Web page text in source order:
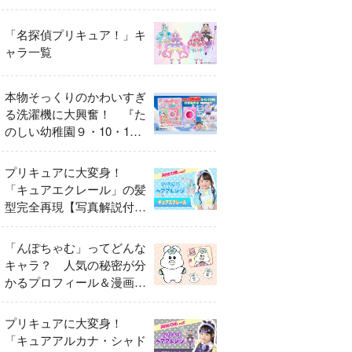
異変
「名探偵プリキュア！」キ
ャラ一覧
本物そっくりのかわいすぎ
る洗濯機に大興奮！ 『た
のしい幼稚園９・10・11
月号』だけのオリジナル付
録「プリキュア くるくる
せんたくき」
プリキュアに大変身！
「キュアエクレール」の髪
型完全再現【写真解説付
き】
「んぽちゃむ」ってどんな
キャラ？ 人気の秘密が分
かるプロフィール＆漫画ま
とめ
プリキュアに大変身！
「キュアアルカナ・シャド